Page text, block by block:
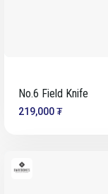
No.6 Field Knife
219,000 ₮